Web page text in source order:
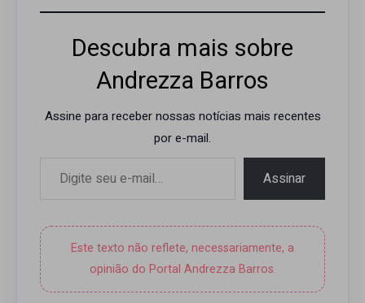
Descubra mais sobre
Andrezza Barros
Assine para receber nossas notícias mais recentes
por e-mail.
Assinar
Este texto não reflete, necessariamente, a
opinião do Portal Andrezza Barros.